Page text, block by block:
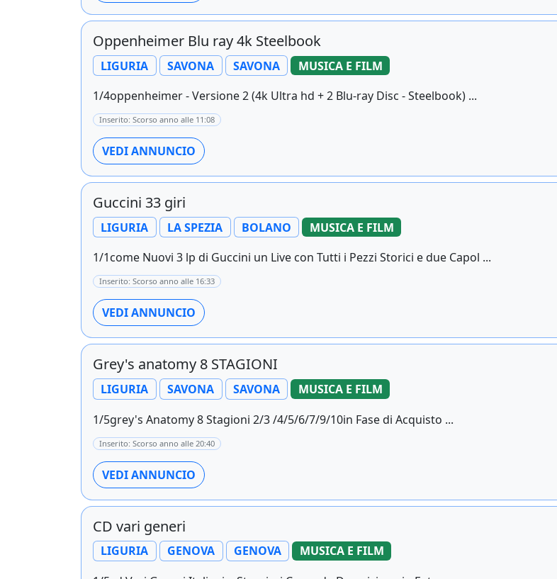
Oppenheimer Blu ray 4k Steelbook
LIGURIA SAVONA SAVONA
MUSICA E FILM
1/4oppenheimer - Versione 2 (4k Ultra hd + 2 Blu-ray Disc - Steelbook) ...
Inserito: Scorso anno alle 11:08
VEDI ANNUNCIO
Guccini 33 giri
LIGURIA LA SPEZIA BOLANO
MUSICA E FILM
1/1come Nuovi 3 lp di Guccini un Live con Tutti i Pezzi Storici e due Capol ...
Inserito: Scorso anno alle 16:33
VEDI ANNUNCIO
Grey's anatomy 8 STAGIONI
LIGURIA SAVONA SAVONA
MUSICA E FILM
1/5grey's Anatomy 8 Stagioni 2/3 /4/5/6/7/9/10in Fase di Acquisto ...
Inserito: Scorso anno alle 20:40
VEDI ANNUNCIO
CD vari generi
LIGURIA GENOVA GENOVA
MUSICA E FILM